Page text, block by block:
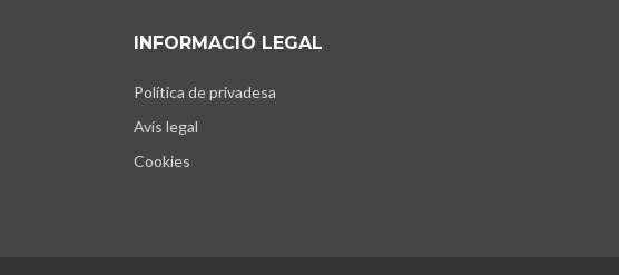
INFORMACIÓ LEGAL
Política de privadesa
Avís legal
Cookies